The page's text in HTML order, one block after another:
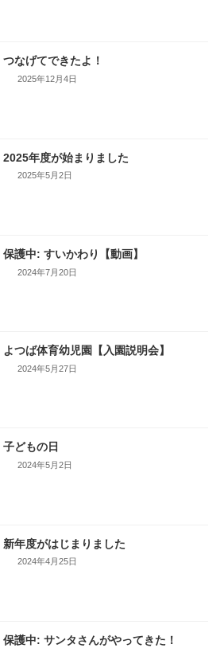
つなげてできたよ！
2025年12月4日
2025年度が始まりました
2025年5月2日
保護中: すいかわり【動画】
2024年7月20日
よつば体育幼児園【入園説明会】
2024年5月27日
子どもの日
2024年5月2日
新年度がはじまりました
2024年4月25日
保護中: サンタさんがやってきた！